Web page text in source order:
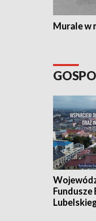
Murale w
Fundusze